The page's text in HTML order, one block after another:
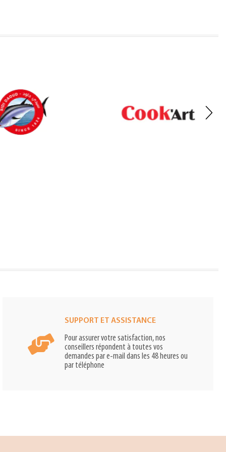
SUPPORT ET ASSISTANCE
Pour assurer votre satisfaction, nos
conseillers répondent à toutes vos
demandes par e-mail dans les 48 heures ou
par téléphone